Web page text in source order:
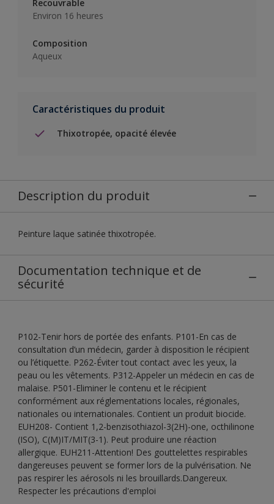
Recouvrable
Environ 16 heures
Composition
Aqueux
Caractéristiques du produit
Thixotropée, opacité élevée
Description du produit
Peinture laque satinée thixotropée.
Documentation technique et de
sécurité
P102-Tenir hors de portée des enfants. P101-En cas de
consultation d’un médecin, garder à disposition le récipient
ou l’étiquette. P262-Éviter tout contact avec les yeux, la
peau ou les vêtements. P312-Appeler un médecin en cas de
malaise. P501-Eliminer le contenu et le récipient
conformément aux réglementations locales, régionales,
nationales ou internationales. Contient un produit biocide.
EUH208- Contient 1,2-benzisothiazol-3(2H)-one, octhilinone
(ISO), C(M)IT/MIT(3-1). Peut produire une réaction
allergique. EUH211-Attention! Des gouttelettes respirables
dangereuses peuvent se former lors de la pulvérisation. Ne
pas respirer les aérosols ni les brouillards.Dangereux.
Respecter les précautions d'emploi